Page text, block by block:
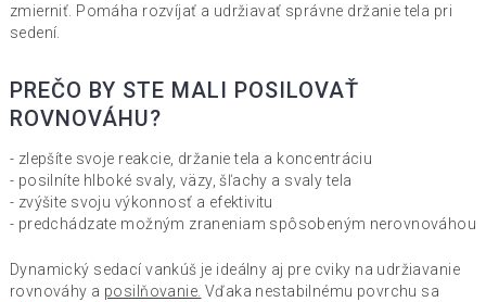
zmierniť. Pomáha rozvíjať a udržiavať správne držanie tela pri
sedení.
PREČO BY STE MALI POSILOVAŤ
ROVNOVÁHU?
- zlepšíte svoje reakcie, držanie tela a koncentráciu
- posilníte hlboké svaly, väzy, šľachy a svaly tela
- zvýšite svoju výkonnosť a efektivitu
- predchádzate možným zraneniam spôsobeným nerovnováhou
Dynamický sedací vankúš je ideálny aj pre cviky na udržiavanie
rovnováhy a posilňovanie. Vďaka nestabilnému povrchu sa